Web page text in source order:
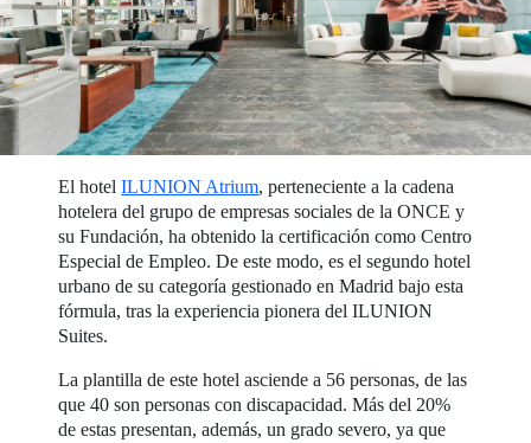
El hotelILUNION Atrium, perteneciente a la cadena
hotelera del grupo de empresas sociales de la ONCE y
su Fundación, ha obtenido la certificación como Centro
Especial de Empleo. De este modo, es el segundo hotel
urbano de su categoría gestionado en Madrid bajo esta
fórmula, tras la experiencia pionera del ILUNION
Suites.
La plantilla de este hotel asciende a 56 personas, de las
que 40 son personas con discapacidad. Más del 20%
de estas presentan, además, un grado severo, ya que